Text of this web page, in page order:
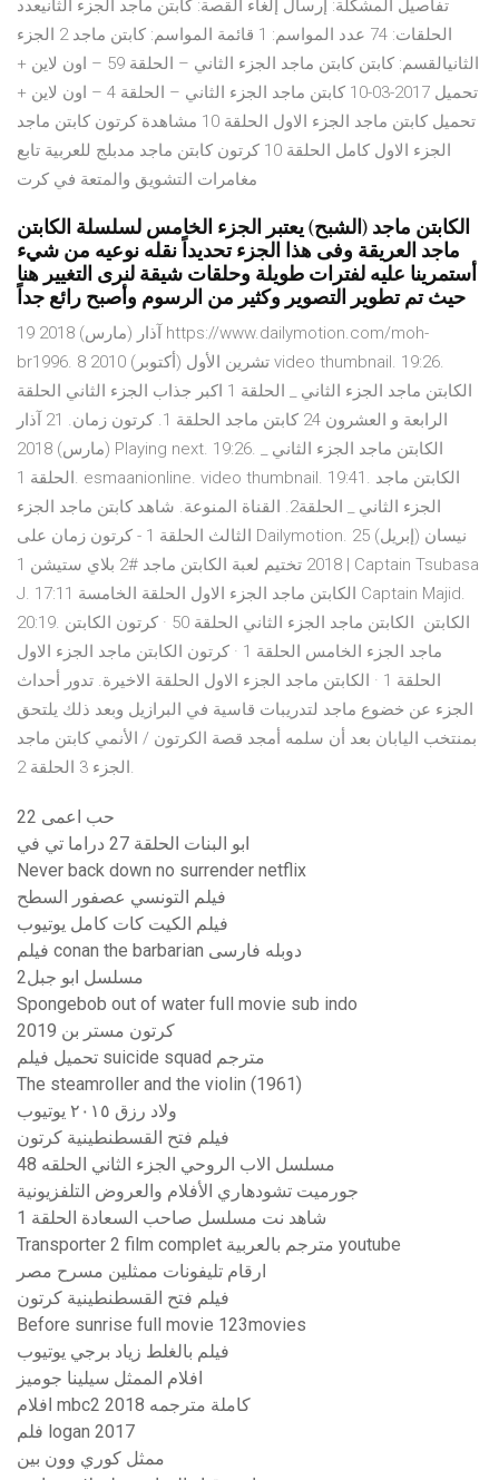
تفاصيل المشكلة: إرسال إلغاء القصة: كابتن ماجد الجزء الثانيعدد
الحلقات: 74 عدد المواسم: 1 قائمة المواسم: كابتن ماجد 2 الجزء
الثانيالقسم: كابتن كابتن ماجد الجزء الثاني – الحلقة 59 – اون لاين +
تحميل 2017-03-10 كابتن ماجد الجزء الثاني – الحلقة 4 – اون لاين +
تحميل كابتن ماجد الجزء الاول الحلقة 10 مشاهدة كرتون كابتن ماجد
الجزء الاول كامل الحلقة 10 كرتون كابتن ماجد مدبلج للعربية تابع
مغامرات التشويق والمتعة في كرت
الكابتن ماجد (الشبح) يعتبر الجزء الخامس لسلسلة الكابتن
ماجد العريقة وفى هذا الجزء تحديداً نقله نوعيه من شيء
أستمرينا عليه لفترات طويلة وحلقات شيقة لنرى التغيير هنا
حيث تم تطوير التصوير وكثير من الرسوم وأصبح رائع جداً
19 آذار (مارس) 2018 https://www.dailymotion.com/moh-
br1996. 8 تشرين الأول (أكتوبر) 2010 video thumbnail. 19:26.
الكابتن ماجد الجزء الثاني _ الحلقة 1 اكبر جذاب الجزء الثاني الحلقة
الرابعة و العشرون 24 كابتن ماجد الحلقة 1. كرتون زمان. 21 آذار
(مارس) 2018 Playing next. 19:26. الكابتن ماجد الجزء الثاني _
الحلقة 1. esmaanionline. video thumbnail. 19:41. الكابتن ماجد
الجزء الثاني _ الحلقة2. القناة المنوعة. شاهد كابتن ماجد الجزء
الثالث الحلقة 1 - كرتون زمان على Dailymotion. 25 نيسان (إبريل)
2018 تختيم لعبة الكابتن ماجد #2 بلاي ستيشن 1 | Captain Tsubasa
J. 17:11 الكابتن ماجد الجزء الاول الحلقة الخامسة Captain Majid.
20:19. الكابتن الكابتن ماجد الجزء الثاني الحلقة 50 · كرتون الكابتن
ماجد الجزء الخامس الحلقة 1 · كرتون الكابتن ماجد الجزء الاول
الحلقة 1 · الكابتن ماجد الجزء الاول الحلقة الاخيرة. تدور أحداث
الجزء عن خضوع ماجد لتدريبات قاسية في البرازيل وبعد ذلك يلتحق
بمنتخب اليابان بعد أن سلمه أمجد قصة الكرتون / الأنمي كابتن ماجد
الجزء 3 الحلقة 2.
حب اعمى 22
ابو البنات الحلقة 27 دراما تي في
Never back down no surrender netflix
فيلم التونسي عصفور السطح
فيلم الكيت كات كامل يوتيوب
فیلم conan the barbarian دوبله فارسی
مسلسل ابو جبل2
Spongebob out of water full movie sub indo
كرتون مستر بن 2019
تحميل فيلم suicide squad مترجم
The steamroller and the violin (1961)
ولاد رزق ٢٠١٥ يوتيوب
فيلم فتح القسطنطينية كرتون
مسلسل الاب الروحي الجزء الثاني الحلقه 48
جورميت تشودهاري الأفلام والعروض التلفزيونية
شاهد نت مسلسل صاحب السعادة الحلقة 1
Transporter 2 film complet مترجم بالعربية youtube
ارقام تليفونات ممثلين مسرح مصر
فيلم فتح القسطنطينية كرتون
Before sunrise full movie 123movies
فيلم بالغلط زياد برجي يوتيوب
افلام الممثل سيلينا جوميز
افلام mbc2 كاملة مترجمه 2018
فلم logan 2017
ممثل كوري وون بين